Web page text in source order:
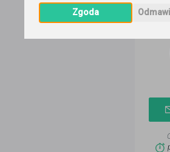
Zgoda